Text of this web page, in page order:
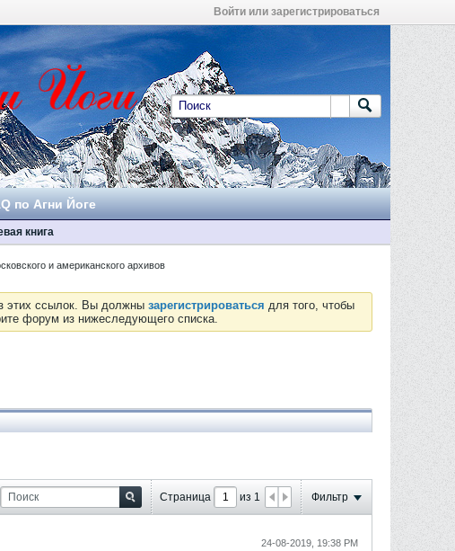
Войти или зарегистрироваться
по Агни Йоге
книга
и американского архивов
этих ссылок. Вы должны зарегистрироваться для того, чтобы
форум из нижеследующего списка.
Страница из 1 Фильтр
24-08-2019, 19:38 PM